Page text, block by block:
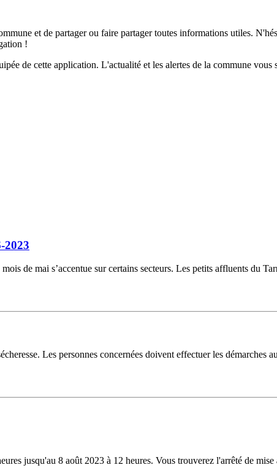
et de partager ou faire partager toutes informations utiles.
!
de cette application. L'actualité et les alertes de la commune
2023
de mai s’accentue sur certains secteurs. Les petits affluents du
Les personnes concernées doivent effectuer les démarches
jusqu'au 8 août 2023 à 12 heures. Vous trouverez l'arrêté de